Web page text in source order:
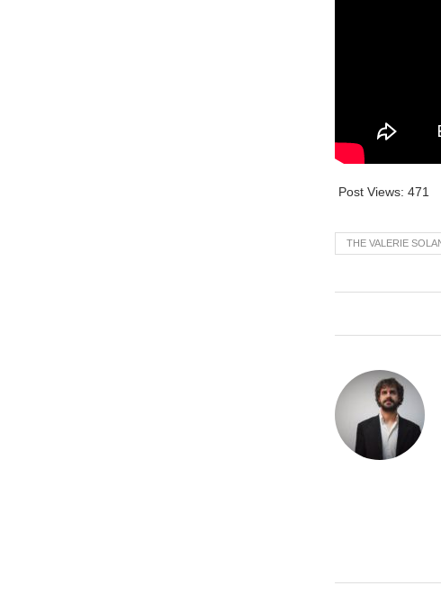
Post Views: 471
THE VALERIE